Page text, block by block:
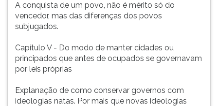
A conquista de um povo, não é mérito só do
vencedor, mas das diferenças dos povos
subjugados.
Capítulo V - Do modo de manter cidades ou
principados que antes de ocupados se governavam
por leis próprias
Explanação de como conservar governos com
ideologias natas. Por mais que novas ideologias